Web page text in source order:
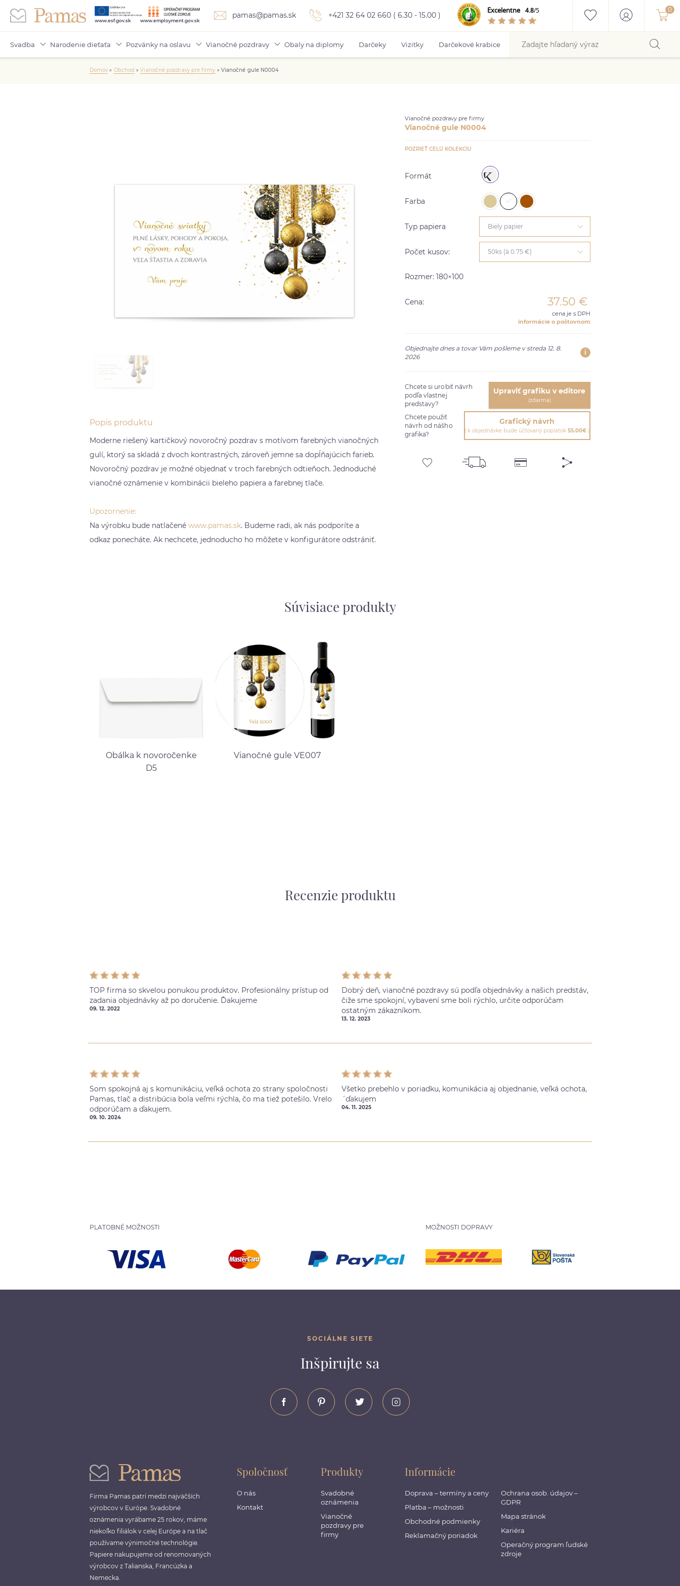
www.esf.gov.sk www.employment.gov.sk
pamas@pamas.sk +421 32 64 02 660 ( 6.30 - 15.00 )
Excelentne 4.8/5
Svadba Narodenie dieťaťa Pozvánky na oslavu Vianočné pozdravy Obaly na diplomy Darčeky Vizitky Darčekové krabice
Domov» Obchod »Vianočné pozdravy pre firmy » Vianočné gule N0004
Popis produktu
Moderne riešený kartičkový novoročný pozdrav s motívom farebných vianočných
gulí, ktorý sa skladá z dvoch kontrastných, zároveň jemne sa dopĺňajúcich farieb.
Novoročný pozdrav je možné objednať v troch farebných odtieňoch. Jednoduché
vianočné oznámenie v kombinácii bieleho papiera a farebnej tlače.
Upozornenie:
Na výrobku bude natlačené www.pamas.sk. Budeme radi, ak nás podporíte a
odkaz ponecháte. Ak nechcete, jednoducho ho môžete v konfigurátore odstrániť.
Vianočné pozdravy pre firmy
Vianočné gule N0004
POZRIEŤ CELÚ KOLEKCIU
Formát
Farba
Typ papiera Biely papier
Počet kusov: 50ks (à 0.75 €)
Rozmer: 180×100
Cena: 37.50 €
cena je s DPH
informácie o poštovnom
Objednajte dnes a tovar Vám pošleme v streda 12. 8.
2026
i
Chcete si urobiť návrh
podľa vlastnej
predstavy?
Upraviť grafiku v editore
(zdarma)
Chcete použiť
návrh od nášho
grafika?
Grafický návrh
( k objednávke bude účtovaný poplatok 55.00€ )
Súvisiace produkty
Obálka k novoročenke
D5
Vianočné gule VE007
Recenzie produktu
TOP firma so skvelou ponukou produktov. Profesionálny prístup od
zadania objednávky až po doručenie. Ďakujeme
09. 12. 2022
Dobrý deň, vianočné pozdravy sú podľa objednávky a našich predstáv,
čiže sme spokojní, vybavení sme boli rýchlo, určite odporúčam
ostatným zákazníkom.
13. 12. 2023
Som spokojná aj s komunikáciu, veľká ochota zo strany spoločnosti
Pamas, tlač a distribúcia bola veľmi rýchla, čo ma tiež potešilo. Vrelo
odporúčam a ďakujem.
09. 10. 2024
Všetko prebehlo v poriadku, komunikácia aj objednanie, veľká ochota,
´ďakujem
04. 11. 2025
PLATOBNÉ MOŽNOSTI MOŽNOSTI DOPRAVY
SOCIÁLNE SIETE
Inšpirujte sa
Firma Pamas patrí medzi najväčších
výrobcov v Európe. Svadobné
oznámenia vyrábame 25 rokov, máme
niekoľko filiálok v celej Európe a na tlač
používame výnimočné technológie.
Papiere nakupujeme od renomovaných
výrobcov z Talianska, Francúzka a
Nemecka.
Spoločnosť
O nás
Kontakt
Produkty
Svadobné
oznámenia
Vianočné
pozdravy pre
firmy
Informácie
Doprava – termíny a ceny
Platba – možnosti
Obchodné podmienky
Reklamačný poriadok
Ochrana osob. údajov –
GDPR
Mapa stránok
Kariéra
Operačný program ľudské
zdroje